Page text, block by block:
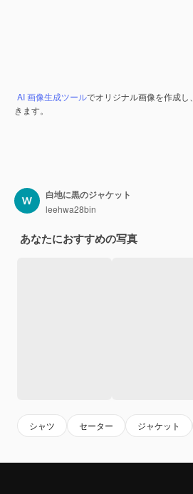
AI 画像生成ツールでオリジナル画像を作成し、
きます。
白地に黒のジャケット
leehwa28bin
あなたにおすすめの写真
シャツ セーター ジャケット